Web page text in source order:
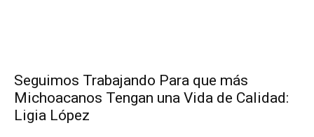
Seguimos Trabajando Para que más
Michoacanos Tengan una Vida de Calidad:
Ligia López